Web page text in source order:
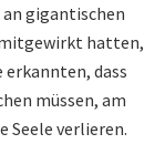
an gigantischen
hatten,
erkannten, dass
müssen, am
Seele verlieren.